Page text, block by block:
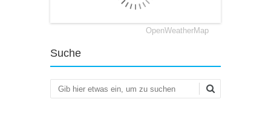
OpenWeatherMap
Suche
Suchen